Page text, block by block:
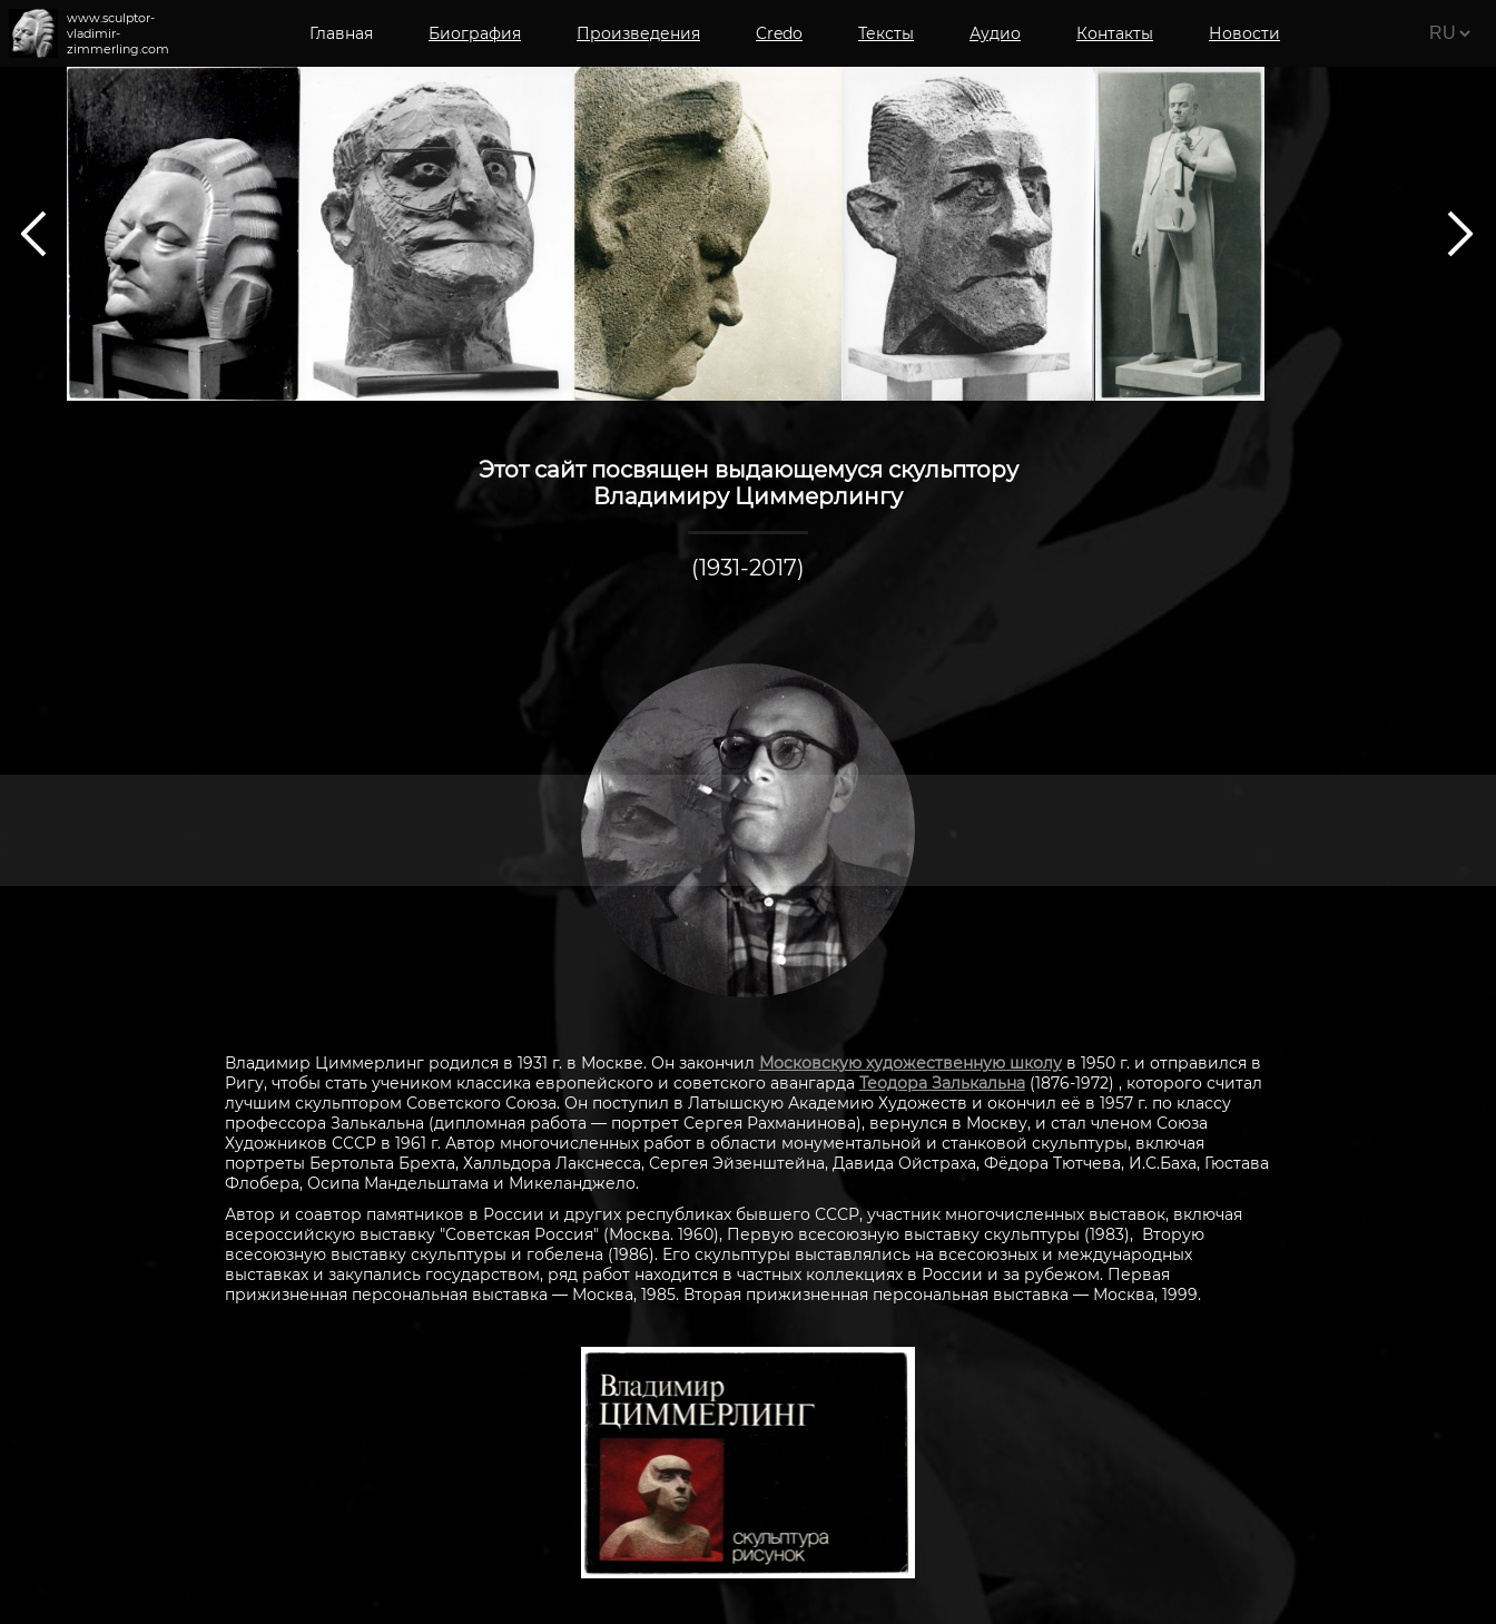
www.sculptor-
vladimir-
zimmerling.com
Главная Биография Произведения Credo Тексты Аудио Контакты Новости
Этот сайт посвящен выдающемуся скульптору
Владимиру Циммерлингу
(1931-2017)
Владимир Циммерлинг родился в 1931 г. в Москве. Он закончил Московскую художественную школув 1950 г. и отправился в
Ригу, чтобы стать учеником классика европейского и советского авангарда Теодора Залькальна(1876-1972) , которого считал
лучшим скульптором Советского Союза. Он поступил в Латышскую Академию Художеств и окончил её в 1957 г. по классу
профессора Залькальна (дипломная работа ― портрет Сергея Рахманинова), вернулся в Москву, и стал членом Союза
Художников СССР в 1961 г. Автор многочисленных работ в области монументальной и станковой скульптуры, включая
портреты Бертольта Брехта, Халльдора Лакснесса, Сергея Эйзенштейна, Давида Ойстраха, Фёдора Тютчева, И.С.Баха, Гюстава
Флобера, Осипа Мандельштама и Микеланджело.
Автор и соавтор памятников в России и других республиках бывшего СССР, участник многочисленных выставок, включая
всероссийскую выставку "Советская Россия" (Москва. 1960), Первую всесоюзную выставку скульптуры (1983), Вторую
всесоюзную выставку скульптуры и гобелена (1986). Его скульптуры выставлялись на всесоюзных и международных
выставках и закупались государством, ряд работ находится в частных коллекциях в России и за рубежом. Первая
прижизненная персональная выставка ― Москва, 1985. Вторая прижизненная персональная выставка ― Москва, 1999.